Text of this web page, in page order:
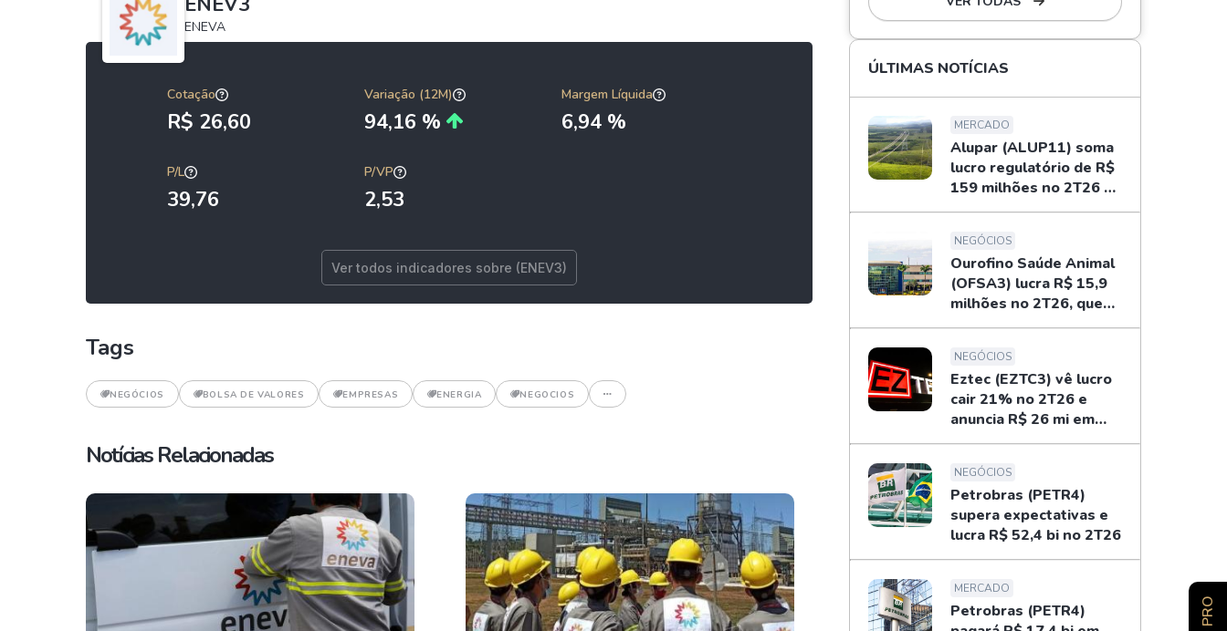
ENEVA
Cotação
R$ 26,60
Variação (12M)
94,16 %
Margem Líquida
6,94 %
P/L
39,76
P/VP
2,53
Ver todos indicadores sobre (ENEV3)
Tags
NEGÓCIOS BOLSA DE VALORES EMPRESAS ENERGIA NEGOCIOS
Notícias Relacionadas
ÚLTIMAS NOTÍCIAS
MERCADO
Alupar (ALUP11) soma
lucro regulatório de R$
159 milhões no 2T26 e
libera dividendos
NEGÓCIOS
Ourofino Saúde Animal
(OFSA3) lucra R$ 15,9
milhões no 2T26, queda
de 33%
NEGÓCIOS
Eztec (EZTC3) vê lucro
cair 21% no 2T26 e
anuncia R$ 26 mi em
dividendos
NEGÓCIOS
Petrobras (PETR4)
supera expectativas e
lucra R$ 52,4 bi no 2T26
MERCADO
Petrobras (PETR4)